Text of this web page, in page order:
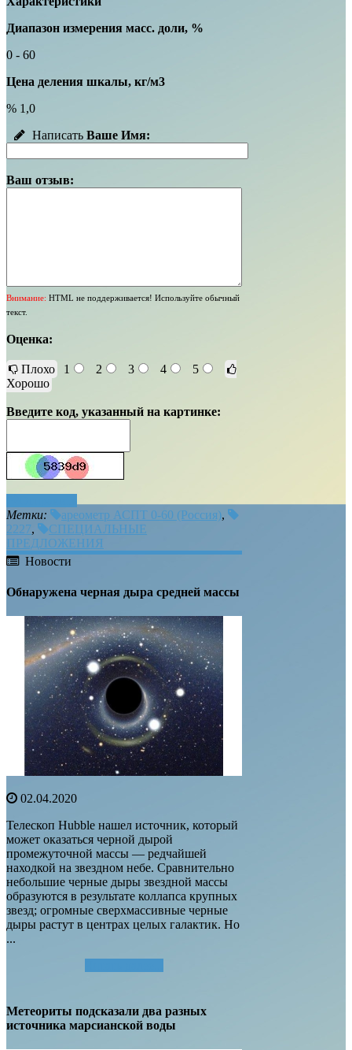
Диапазон измерения масс. доли, %
0 - 60
Цена деления шкалы, кг/м3
% 1,0
Написать Ваше Имя:
Ваш отзыв:
Внимание: HTML не поддерживается! Используйте обычный
текст.
Оценка:
Плохо 1 2 3 4
5
Хорошо
Введите код, указанный на картинке:
Метки:
ареометр АСПТ 0-60 (Россия),
2227,
СПЕЦИАЛЬНЫЕ
ПРЕДЛОЖЕНИЯ
Новости
Обнаружена черная дыра средней массы
02.04.2020
Телескоп Hubble нашел источник, который
может оказаться черной дырой
промежуточной массы — редчайшей
находкой на звездном небе. Сравнительно
небольшие черные дыры звездной массы
образуются в результате коллапса крупных
звезд; огромные сверхмассивные черные
дыры растут в центрах целых галактик. Но
...
Метеориты подсказали два разных
источника марсианской воды